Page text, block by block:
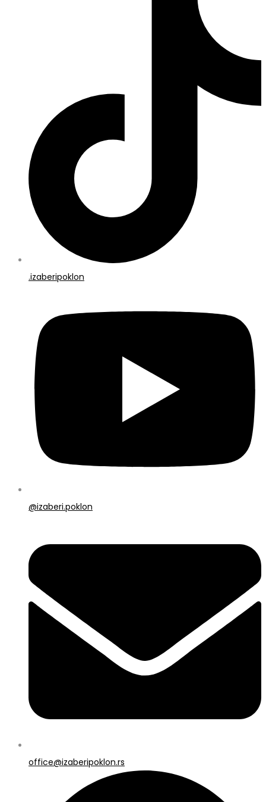
.izaberipoklon
@izaberi.poklon
office@izaberipoklon.rs